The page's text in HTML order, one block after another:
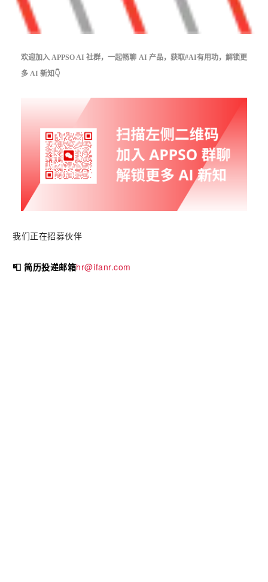
欢迎加入 APPSO AI 社群，一起畅聊 AI 产品，获取#AI有用功，解锁更
多 AI 新知👇
我们正在招募伙伴
📮 简历投递邮箱hr@ifanr.com